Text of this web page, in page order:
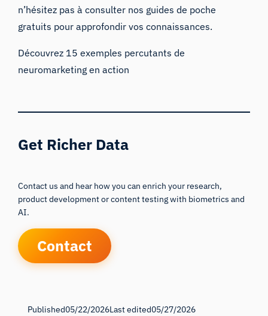
n’hésitez pas à consulter nos guides de poche
gratuits pour approfondir vos connaissances.
Découvrez 15 exemples percutants de
neuromarketing en action
Get Richer Data
Contact us and hear how you can enrich your research,
product development or content testing with biometrics and
AI.
Contact
Published05/22/2026Last edited05/27/2026